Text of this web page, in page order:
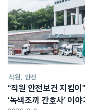
직원 안전
“직원 안전보건 지킴
‘녹색조끼 간호사’ 이야